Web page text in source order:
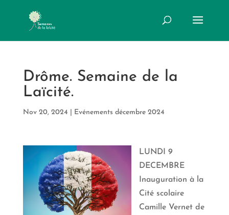
Drôme. Semaine de la
Laïcité.
Nov 20, 2024 Evénements décembre 2024
LUNDI 9
DECEMBRE
Inauguration à la
Cité scolaire
Camille Vernet de